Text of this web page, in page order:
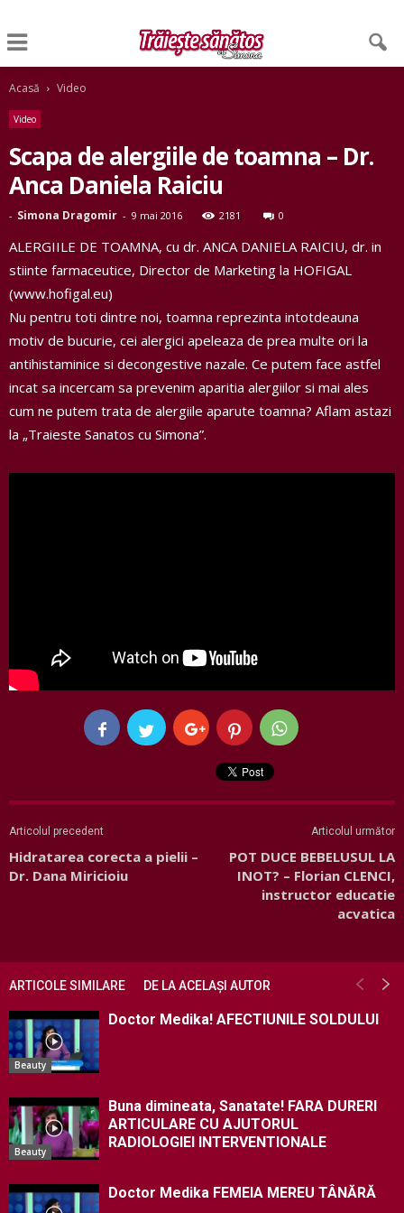
Acasă Video
Video
Scapa de alergiile de toamna – Dr.
Anca Daniela Raiciu
- Simona Dragomir - 9 mai 2016 2181 0
ALERGIILE DE TOAMNA, cu dr. ANCA DANIELA RAICIU, dr. in
stiinte farmaceutice, Director de Marketing la HOFIGAL
(www.hofigal.eu)
Nu pentru toti dintre noi, toamna reprezinta intotdeauna
motiv de bucurie, cei alergici apeleaza de prea multe ori la
antihistaminice si decongestive nazale. Ce putem face astfel
incat sa incercam sa prevenim aparitia alergiilor si mai ales
cum ne putem trata de alergiile aparute toamna? Aflam astazi
la „Traieste Sanatos cu Simona”.
Articolul precedent
Hidratarea corecta a pielii –
Dr. Dana Miricioiu
Articolul următor
POT DUCE BEBELUSUL LA
INOT? – Florian CLENCI,
instructor educatie
acvatica
ARTICOLE SIMILARE DE LA ACELAȘI AUTOR
Beauty
Doctor Medika! AFECTIUNILE SOLDULUI
Beauty
Buna dimineata, Sanatate! FARA DURERI
ARTICULARE CU AJUTORUL
RADIOLOGIEI INTERVENTIONALE
Doctor Medika FEMEIA MEREU TÂNĂRĂ